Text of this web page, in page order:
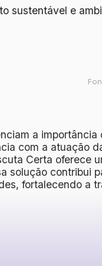
sustentável e
a
com a atuação
Certa oferece
solução
fortalecendo a